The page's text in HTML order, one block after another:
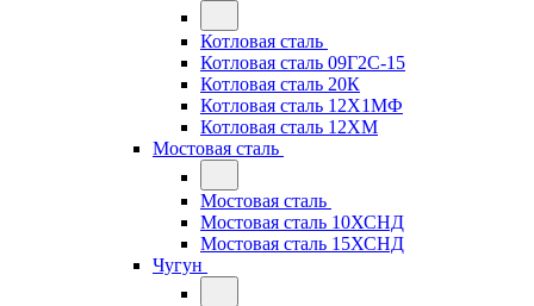
Котловая сталь
Котловая сталь 09Г2С-15
Котловая сталь 20К
Котловая сталь 12Х1МФ
Котловая сталь 12ХМ
Мостовая сталь
Мостовая сталь
Мостовая сталь 10ХСНД
Мостовая сталь 15ХСНД
Чугун